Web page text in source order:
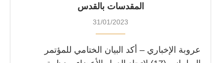
المقدسات بالقدس
31/01/2023
عروبة الإخباري – أكد البيان الختامي للمؤتمر